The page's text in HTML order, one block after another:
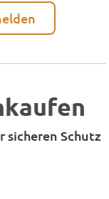
sicheren Schutz